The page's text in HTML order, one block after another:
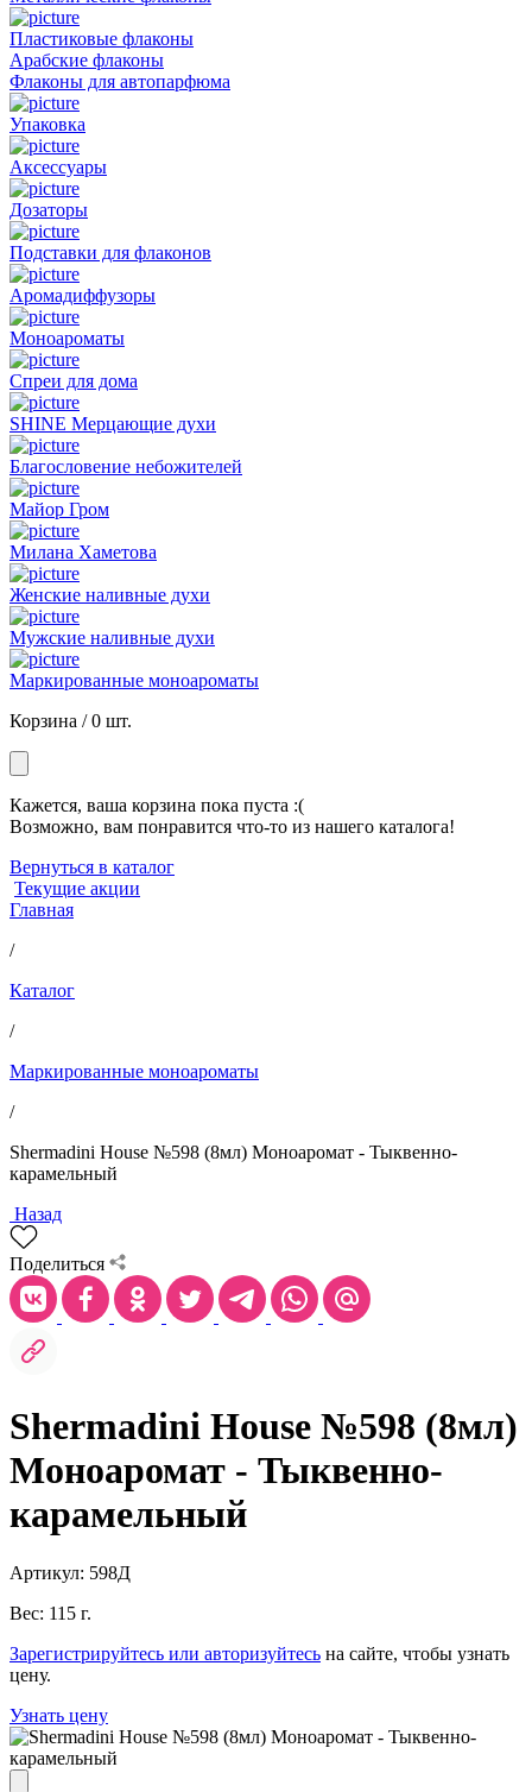
Пластиковые флаконы
Арабские флаконы
Флаконы для автопарфюма
Упаковка
Аксессуары
Дозаторы
Подставки для флаконов
Аромадиффузоры
Моноароматы
Спреи для дома
SHINE Мерцающие духи
Благословение небожителей
Майор Гром
Милана Хаметова
Женские наливные духи
Мужские наливные духи
Маркированные моноароматы
Корзина /0 шт.
Кажется, ваша корзина пока пуста :(
Возможно, вам понравится что-то из нашего каталога!
Вернуться в каталог
Текущие акции
Главная
/
Каталог
/
Маркированные моноароматы
/
Shermadini House №598 (8мл) Моноаромат - Тыквенно-
карамельный
Назад
Поделиться
Shermadini House №598 (8мл)
Моноаромат - Тыквенно-
карамельный
Артикул: 598Д
Вес: 115 г.
Зарегистрируйтесь или авторизуйтесь на сайте, чтобы узнать
цену.
Узнать цену